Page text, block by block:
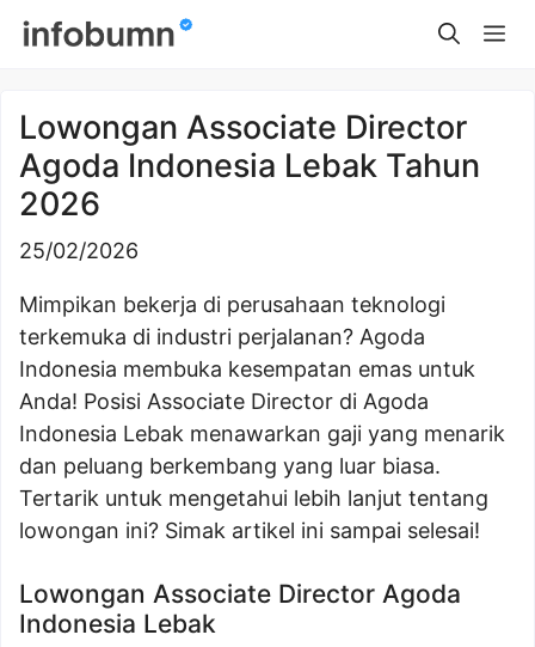
Skip
Lowongan Associate Director
Agoda Indonesia Lebak Tahun
2026
25/02/2026
Mimpikan bekerja di perusahaan teknologi
terkemuka di industri perjalanan? Agoda
Indonesia membuka kesempatan emas untuk
Anda! Posisi Associate Director di Agoda
Indonesia Lebak menawarkan gaji yang menarik
dan peluang berkembang yang luar biasa.
Tertarik untuk mengetahui lebih lanjut tentang
lowongan ini? Simak artikel ini sampai selesai!
Lowongan Associate Director Agoda
Indonesia Lebak